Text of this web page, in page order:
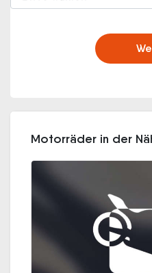
Motorräder in der